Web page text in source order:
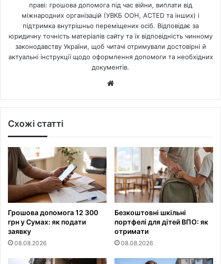
праві: грошова допомога під час війни, виплати від
міжнародних організацій (УВКБ ООН, ACTED та інших) і
підтримка внутрішньо переміщених осіб. Відповідає за
юридичну точність матеріалів сайту та їх відповідність чинному
законодавству України, щоб читачі отримували достовірні й
актуальні інструкції щодо оформлення допомоги та необхідних
документів.
Схожі статті
Грошова допомога 12 300
грн у Сумах: як подати
заявку
08.08.2026
Безкоштовні шкільні
портфелі для дітей ВПО: як
отримати
08.08.2026